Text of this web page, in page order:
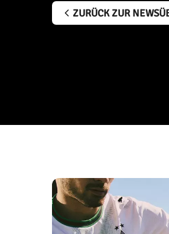
ZURÜCK ZUR